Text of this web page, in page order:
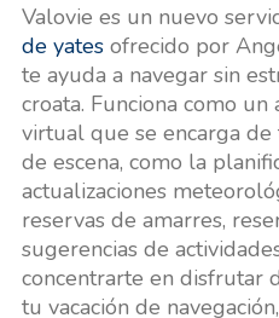
Valovie es un nuevo
de yatesofrecido por
te ayuda a navegar sin
croata. Funciona como
virtual que se encarga de
de escena, como la
actualizaciones
reservas de amarres,
sugerencias de
concentrarte en disfrutar
tu vacación de